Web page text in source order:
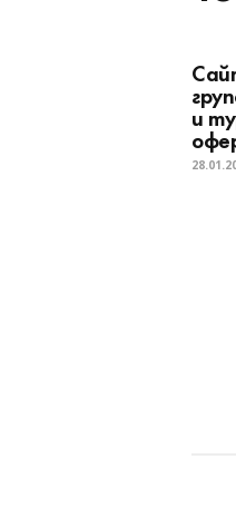
и